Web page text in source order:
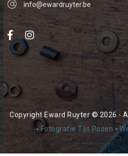
info@ewardruyter.be
Copyright Eward Ruyter © 2026 -
- Fotografie Tijs Posen -